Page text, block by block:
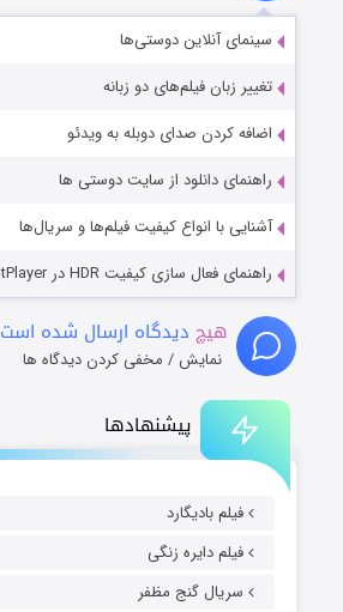
پیشنهادها
فیلم بادیگارد
فیلم دایره زنگی
سریال گنج مظفر
سینمای آنلاین دوستی‌ها
تغییر زبان فیلم‌های دو زبانه
اضافه کردن صدای دوبله به ویدئو
راهنمای دانلود از سایت دوستی ها
آشنایی با انواع کیفیت فیلم‌ها و سریال‌ها
راهنمای فعال سازی کیفیت HDR در PotPlayer
هیچ دیدگاه ارسال شده است
نمایش / مخفی کردن دیدگاه ها